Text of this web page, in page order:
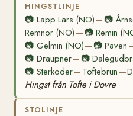
HINGSTLINJE
📷 Lapp Lars (NO)— 📷
Remnor (NO) — 📷Remin
📷 Gelmin (NO)— 📷Paven
📷 Draupner— 📷
📷 Sterkoder— Toftebrun —
Hingst från Tofte i Dovre
STOLINJE